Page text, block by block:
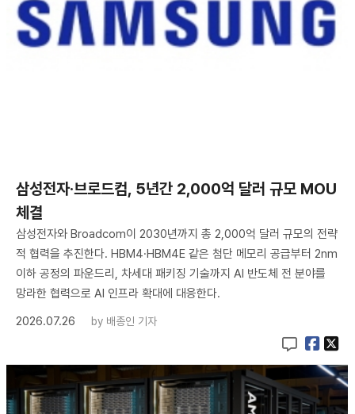
삼성전자·브로드컴, 5년간 2,000억 달러 규모 MOU
체결
삼성전자와 Broadcom이 2030년까지 총 2,000억 달러 규모의 전략
적 협력을 추진한다. HBM4·HBM4E 같은 첨단 메모리 공급부터 2nm
이하 공정의 파운드리, 차세대 패키징 기술까지 AI 반도체 전 분야를
망라한 협력으로 AI 인프라 확대에 대응한다.
2026.07.26
by 배종인 기자